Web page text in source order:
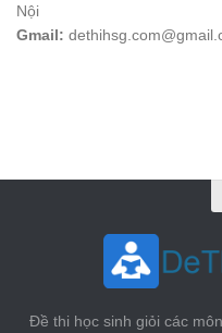
Nội
Gmail:
Đề thi học sinh giỏi các